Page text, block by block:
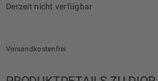
Derzeit nicht verfügbar
Versandkostenfrei